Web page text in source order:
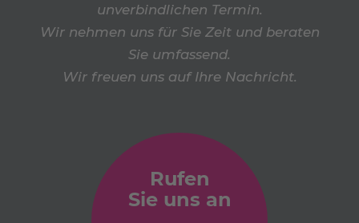
unverbindlichen Termin.
Wir nehmen uns für Sie Zeit und beraten
Sie umfassend.
Wir freuen uns auf Ihre Nachricht.
Rufen
Sie uns an